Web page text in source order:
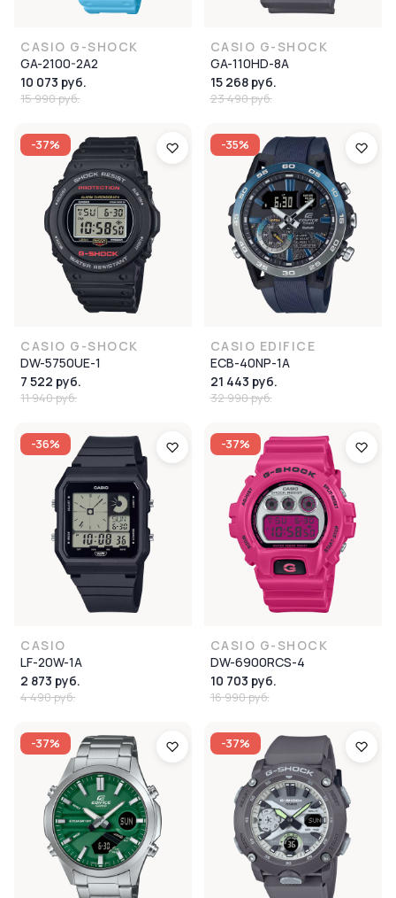
CASIO G-SHOCK
GA-2100-2A2
10 073 руб.
15 990 руб.
CASIO G-SHOCK
GA-110HD-8A
15 268 руб.
23 490 руб.
-37%
CASIO G-SHOCK
DW-5750UE-1
7 522 руб.
11 940 руб.
-35%
CASIO EDIFICE
ECB-40NP-1A
21 443 руб.
32 990 руб.
-36%
CASIO
LF-20W-1A
2 873 руб.
4 490 руб.
-37%
CASIO G-SHOCK
DW-6900RCS-4
10 703 руб.
16 990 руб.
-37% -37%